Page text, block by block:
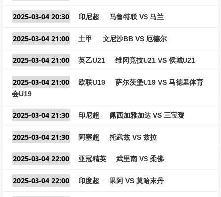
2025-03-04 20:30 印尼超 马鲁特联 VS 马兰
2025-03-04 21:00 土甲 文尼沙BB VS 厄德尔
2025-03-04 21:00 英乙U21 维冈竞技U21 VS 侯城U21
2025-03-04 21:00 欧联U19
萨尔茨堡U19 VS 马德里体育
会U19
2025-03-04 21:30 印尼超 佩西加雅加达 VS 三宝珑
2025-03-04 21:30 阿塞超 托武兹 VS 兹拉
2025-03-04 22:00 亚冠精英 武里南 VS 柔佛
2025-03-04 22:00 印度超 果阿 VS 莫哈末丹